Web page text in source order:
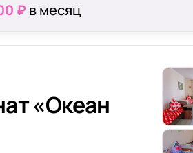
₽ в месяц
«Океан